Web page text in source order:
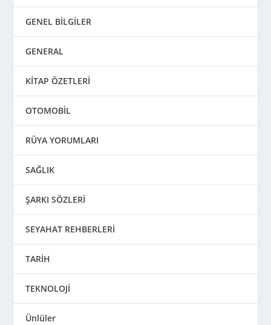
GENEL BİLGİLER
GENERAL
KİTAP ÖZETLERİ
OTOMOBİL
RÜYA YORUMLARI
SAĞLIK
ŞARKI SÖZLERİ
SEYAHAT REHBERLERİ
TARİH
TEKNOLOJİ
Ünlüler